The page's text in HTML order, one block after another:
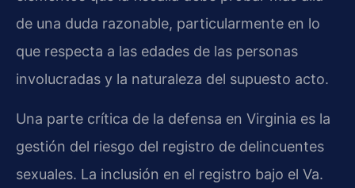
de una duda razonable, particularmente en lo
que respecta a las edades de las personas
involucradas y la naturaleza del supuesto acto.
Una parte crítica de la defensa en Virginia es la
gestión del riesgo del registro de delincuentes
sexuales. La inclusión en el registro bajo el Va.